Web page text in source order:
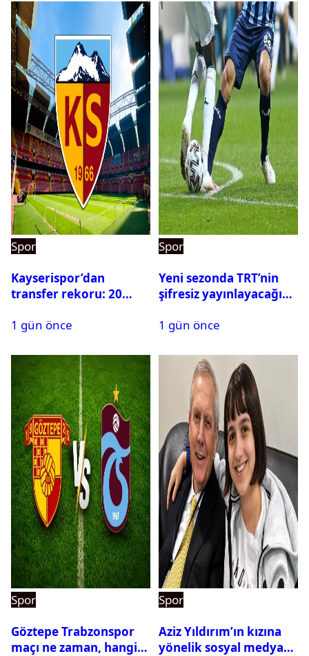
Spor
Kayserispor’dan
transfer rekoru: 20
1 gün önce
Spor
Yeni sezonda TRT’nin
şifresiz yayınlayacağı
1 gün önce
Spor
Göztepe Trabzonspor
maçı ne zaman, hangi
Spor
Aziz Yıldırım’ın kızına
yönelik sosyal medya